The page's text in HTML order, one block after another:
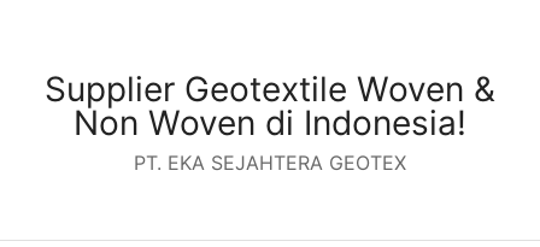
contentSupplier Geotextile Woven &
Non Woven di Indonesia!
PT. EKA SEJAHTERA GEOTEX